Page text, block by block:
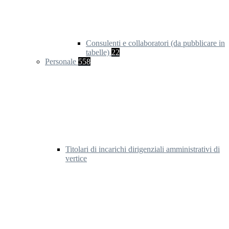
Consulenti e collaboratori (da pubblicare in
tabelle) 22
Personale 558
Titolari di incarichi dirigenziali amministrativi di
vertice